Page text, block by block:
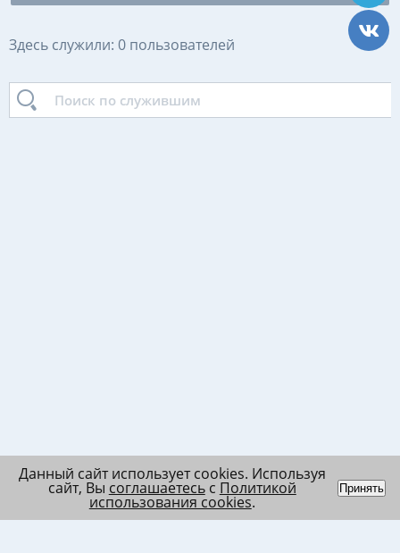
Здесь служили: 0 пользователей
Данный сайт использует cookies. Используя
сайт, Вы соглашаетесьс Политикой
использования cookies.
Принять